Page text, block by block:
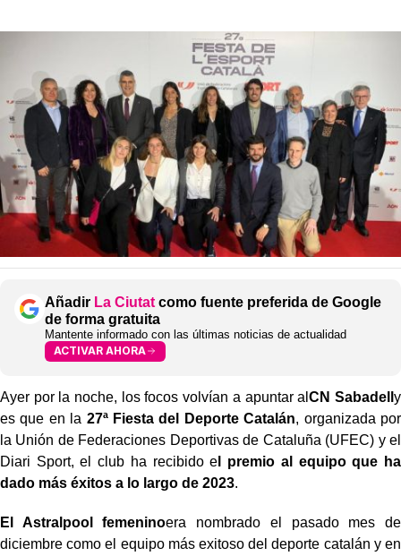
Añadir La Ciutat como fuente preferida de Google
de forma gratuita
Mantente informado con las últimas noticias de actualidad
ACTIVAR AHORA
Ayer por la noche, los focos volvían a apuntar alCN Sabadell y
es que en la 27ª Fiesta del Deporte Catalán, organizada por
la Unión de Federaciones Deportivas de Cataluña (UFEC) y el
Diari Sport, el club ha recibido e l premio al equipo que ha
dado más éxitos a lo largo de 2023.
El Astralpool femeninoera nombrado el pasado mes de
diciembre como el equipo más exitoso del deporte catalán y en